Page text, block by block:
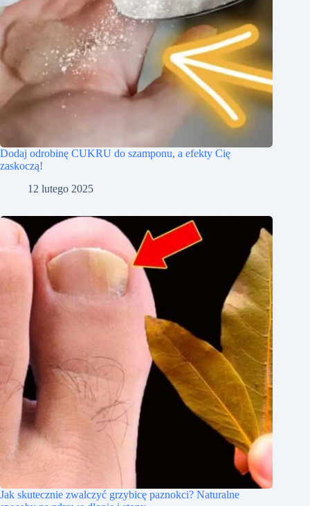
Dodaj odrobinę CUKRU do szamponu, a efekty Cię
zaskoczą!
12 lutego 2025
Jak skutecznie zwalczyć grzybicę paznokci? Naturalne